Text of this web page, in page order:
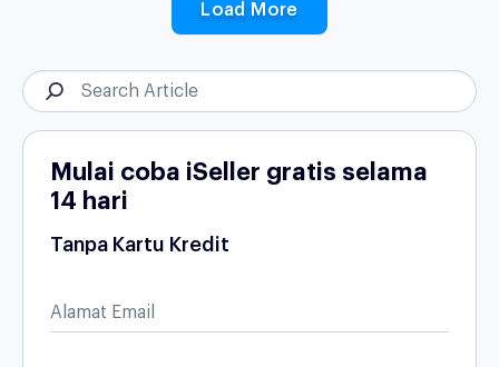
Load More
Mulai coba iSeller gratis selama
14 hari
Tanpa Kartu Kredit
Alamat Email